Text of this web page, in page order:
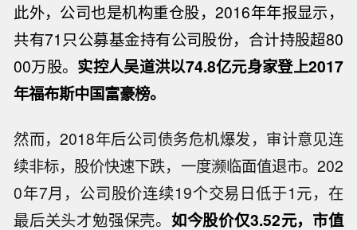
此外，公司也是机构重仓股，2016年年报显示，
共有71只公募基金持有公司股份，合计持股超80
00万股。 实控人吴道洪以74.8亿元身家登上2017
年福布斯中国富豪榜。
然而，2018年后公司债务危机爆发，审计意见连
续非标，股价快速下跌，一度濒临面值退市。202
0年7月，公司股价连续19个交易日低于1元，在
最后关头才勉强保壳。 如今股价仅3.52元，市值